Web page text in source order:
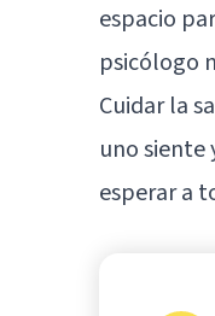
espacio
psicólogo
Cuidar la
uno siente
esperar a